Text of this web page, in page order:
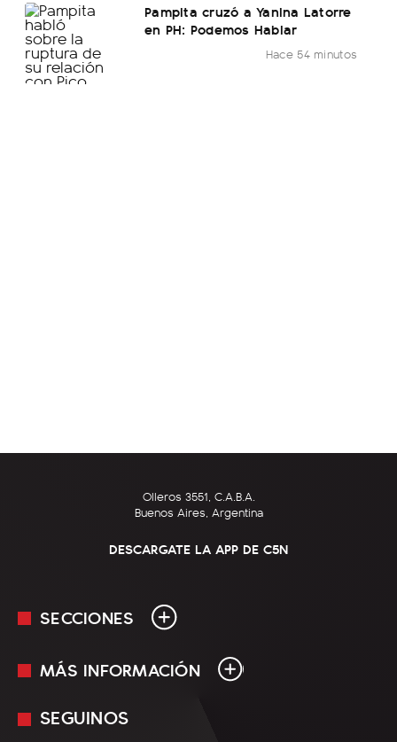
Pampita cruzó a Yanina Latorre
en PH: Podemos Hablar
Hace 54 minutos
Olleros 3551, C.A.B.A.
Buenos Aires, Argentina
DESCARGATE LA APP DE C5N
SECCIONES
En Vivo
MÁS INFORMACIÓN
Mediakit
SEGUINOS